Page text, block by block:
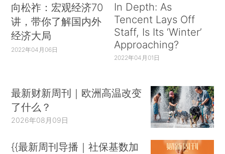
向松祚：宏观经济70
讲，带你了解国内外
经济大局
2022年04月06日
In Depth: As
Tencent Lays Off
Staff, Is Its ‘Winter’
Approaching?
2022年04月01日
最新财新周刊｜欧洲高温改变
了什么？
2026年08月09日
{{最新周刊导播｜社保基数加